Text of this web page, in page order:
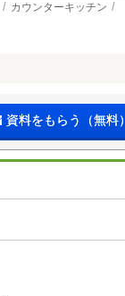
カウンターキッチン
資料をもらう（無料）